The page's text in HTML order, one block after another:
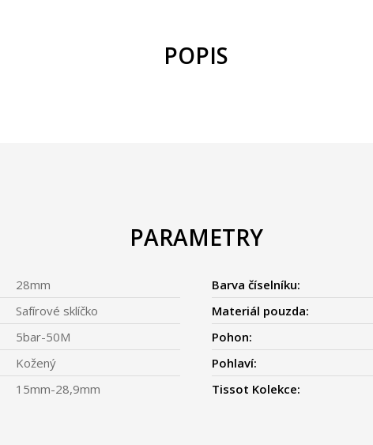
POPIS
PARAMETRY
28mm
Safírové sklíčko
5bar-50M
Kožený
15mm-28,9mm
Barva číselníku:
Materiál pouzda:
Pohon:
Pohlaví:
Tissot Kolekce: